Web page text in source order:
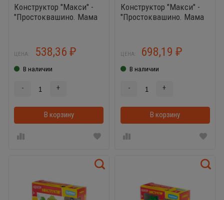
Конструктор "Макси" -
"Простоквашино. Мама
ЦЕНА: 538,36 ₽
В наличии
- +
В корзину В корзинке
Конструктор "Макси" -
"Простоквашино. Мама
ЦЕНА: 698,19₽
В наличии
- +
В корзину